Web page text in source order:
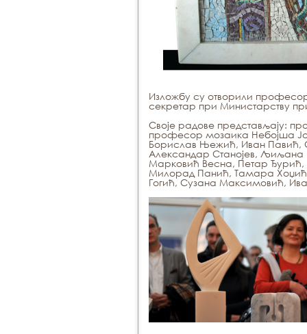
Изложбу су отворили
секретар при Министарству
Своје радове представљају:
професор мозаика Небојша
Борислав Њежић, Иван Павић,
Александар Станојев, Љиљана
Марковић Весна, Петар Ђурић,
Милорад Панић, Тамара
Гогић, Сузана Максимовић,